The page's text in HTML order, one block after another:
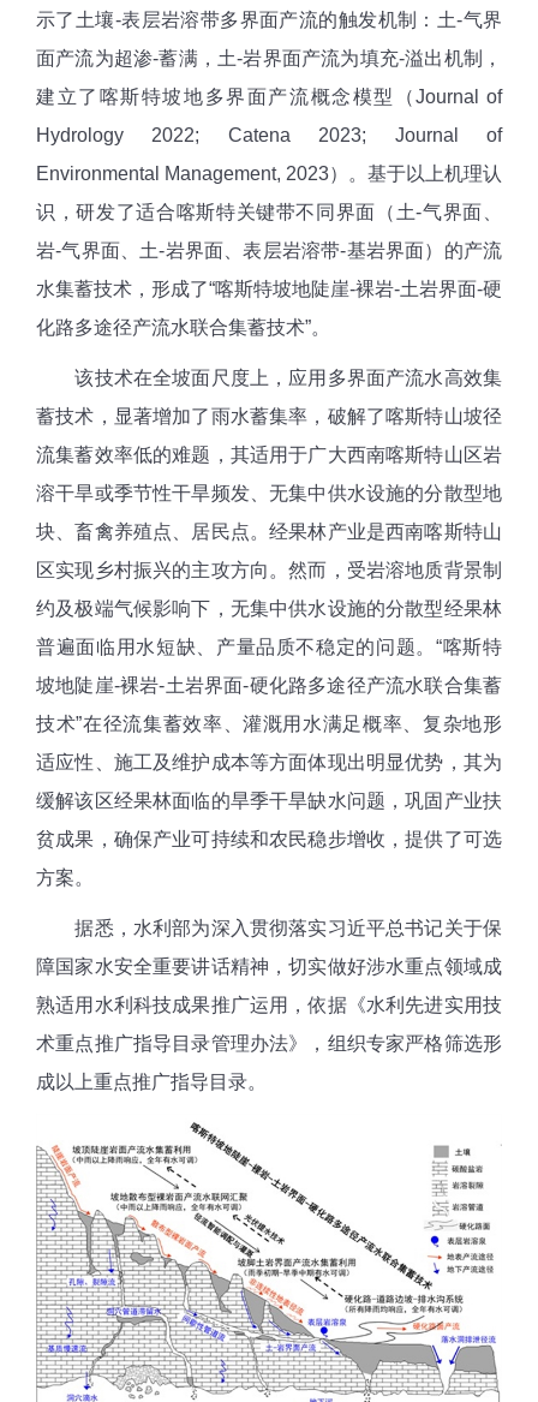
示了土壤-表层岩溶带多界面产流的触发机制：土-气界
面产流为超渗-蓄满，土-岩界面产流为填充-溢出机制，
建立了喀斯特坡地多界面产流概念模型（Journal of
Hydrology 2022; Catena 2023; Journal of
Environmental Management, 2023）。基于以上机理认
识，研发了适合喀斯特关键带不同界面（土-气界面、
岩-气界面、土-岩界面、表层岩溶带-基岩界面）的产流
水集蓄技术，形成了“喀斯特坡地陡崖-裸岩-土岩界面-硬
化路多途径产流水联合集蓄技术”。
该技术在全坡面尺度上，应用多界面产流水高效集
蓄技术，显著增加了雨水蓄集率，破解了喀斯特山坡径
流集蓄效率低的难题，其适用于广大西南喀斯特山区岩
溶干旱或季节性干旱频发、无集中供水设施的分散型地
块、畜禽养殖点、居民点。经果林产业是西南喀斯特山
区实现乡村振兴的主攻方向。然而，受岩溶地质背景制
约及极端气候影响下，无集中供水设施的分散型经果林
普遍面临用水短缺、产量品质不稳定的问题。“喀斯特
坡地陡崖-裸岩-土岩界面-硬化路多途径产流水联合集蓄
技术”在径流集蓄效率、灌溉用水满足概率、复杂地形
适应性、施工及维护成本等方面体现出明显优势，其为
缓解该区经果林面临的旱季干旱缺水问题，巩固产业扶
贫成果，确保产业可持续和农民稳步增收，提供了可选
方案。
据悉，水利部为深入贯彻落实习近平总书记关于保
障国家水安全重要讲话精神，切实做好涉水重点领域成
熟适用水利科技成果推广运用，依据《水利先进实用技
术重点推广指导目录管理办法》，组织专家严格筛选形
成以上重点推广指导目录。